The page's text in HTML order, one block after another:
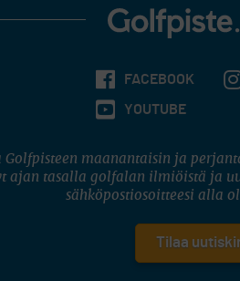
FACEBOOK
YOUTUBE
Golfpisteen maanantaisin ja
ajan tasalla golfalan ilmiöistä ja
sähköpostiosoitteesi alla
Tilaa